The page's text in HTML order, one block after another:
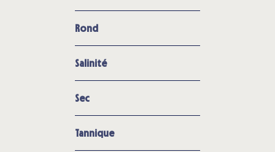
Rond
Salinité
Sec
Tannique